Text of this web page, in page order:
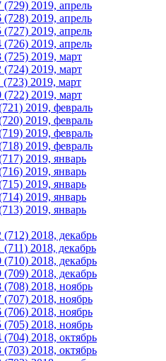
2019, апрель
2019, апрель
2019, апрель
2019, апрель
2019, март
2019, март
2019, март
2019, март
2019, февраль
2019, февраль
2019, февраль
2019, февраль
2019, январь
2019, январь
2019, январь
2019, январь
2019, январь
2018, декабрь
2018, декабрь
2018, декабрь
2018, декабрь
2018, ноябрь
2018, ноябрь
2018, ноябрь
2018, ноябрь
2018, октябрь
2018, октябрь